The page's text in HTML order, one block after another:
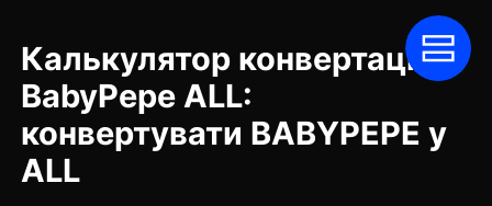
Калькулятор конвертації
BabyPepe ALL:
конвертувати BABYPEPE у
ALL